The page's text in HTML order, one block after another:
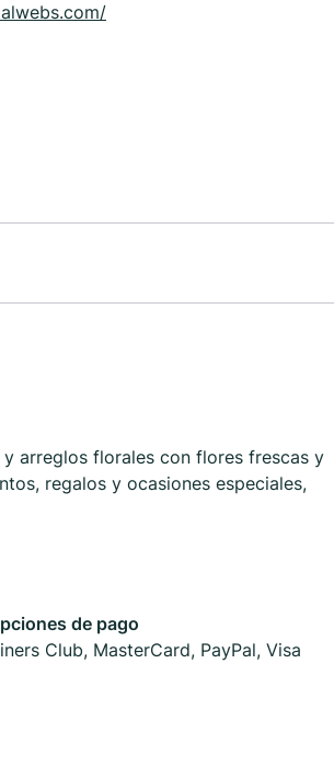
arreglos florales con flores frescas y
regalos y ocasiones especiales,
de pago
Club, MasterCard, PayPal, Visa